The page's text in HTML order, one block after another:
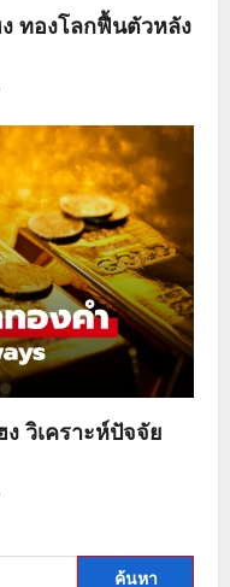
ทองโลกฟื้นตัวหลัง
วิเคราะห์ปัจจัย